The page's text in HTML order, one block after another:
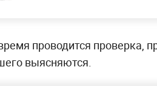
проводится проверка,
выясняются.